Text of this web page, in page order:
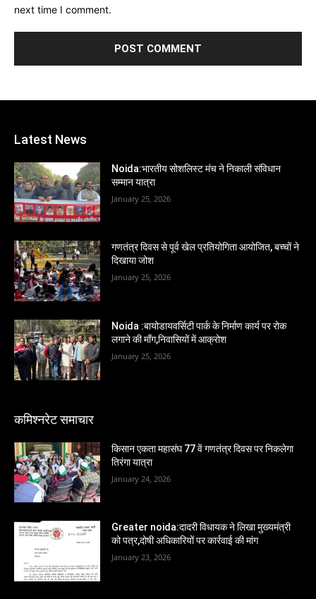
next time I comment.
Latest News
Noida:भारतीय सोशलिस्ट मंच ने निकाली संविधान
सम्मान यात्रा
January 25, 2026
गणतंत्र दिवस से पूर्व खेल प्रतियोगिता आयोजित, बच्चों ने
दिखाया जोश
January 25, 2026
Noida :बायोडायवर्सिटी पार्क के निर्माण कार्य पर रोक
लगाने की माँग,निवासियों में आक्रोश
January 25, 2026
कमिश्नरेट समाचार
किसान एकता महासंघ 77 वें गणतंत्र दिवस पर निकलेगा
तिरंगा यात्रा
January 24, 2026
Greater noida:दादरी विधायक ने लिखा मुख्यमंत्री
को पत्र,दोषी अधिकारियों पर कार्रवाई की मांग
January 23, 2026